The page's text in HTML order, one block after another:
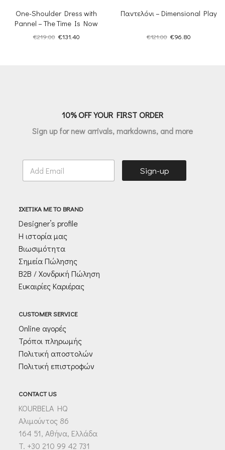
One-Shoulder Dress with
Pannel – The Time Is Now
€219.00 Original
€131.40Η
Παντελόνι – Dimensional Play
€121.00 Original
€96.80
10% OFF YOUR FIRST ORDER
Sign up for new arrivals, markdowns, and more
E
a
*
Sign-up
ΣΧΕΤΙΚΑ ΜΕ ΤΟ BRAND
Designer’s profile
Η ιστορία μας
Βιωσιμότητα
Σημεία Πώλησης
Β2Β / Χονδρική Πώληση
Ευκαιρίες Καριέρας
CUSTOMER SERVICE
Online αγορές
Τρόποι πληρωμής
Πολιτική αποστολών
Πολιτική επιστροφών
CONTACT US
KOURBELA HQ
Αλιμούντος 86
164 51, Αθήνα, Ελλάδα
T. +30 210 99 42 731